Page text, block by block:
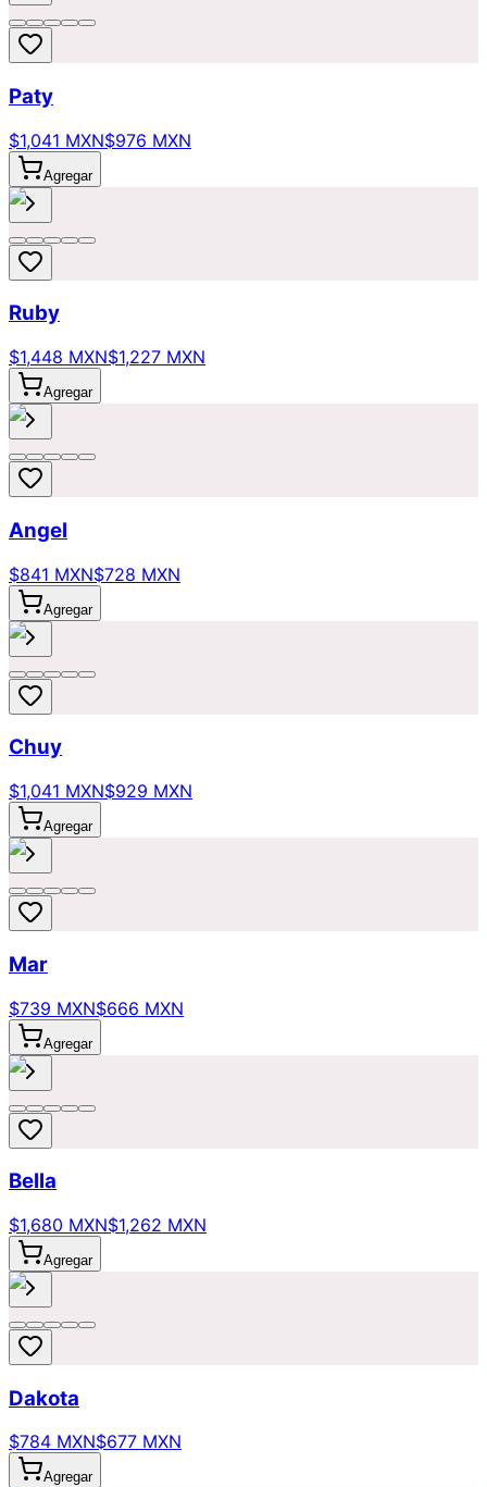
Paty
$1,041 MXN$976 MXN
Agregar
Ruby
$1,448 MXN$1,227 MXN
Agregar
Angel
$841 MXN$728 MXN
Agregar
Chuy
$1,041 MXN$929 MXN
Agregar
Mar
$739 MXN$666 MXN
Agregar
Bella
$1,680 MXN$1,262 MXN
Agregar
Dakota
$784 MXN$677 MXN
Agregar